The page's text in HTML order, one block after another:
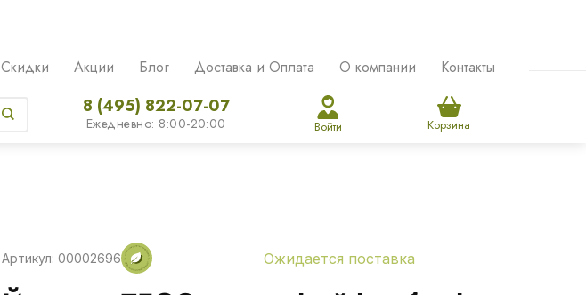
Скидки Акции Блог Доставка и Оплата О компании Контакты
8 (495) 822-07-07
Ежедневно: 8:00-20:00 Войти Корзина
Артикул: 00002696 Ожидается поставка